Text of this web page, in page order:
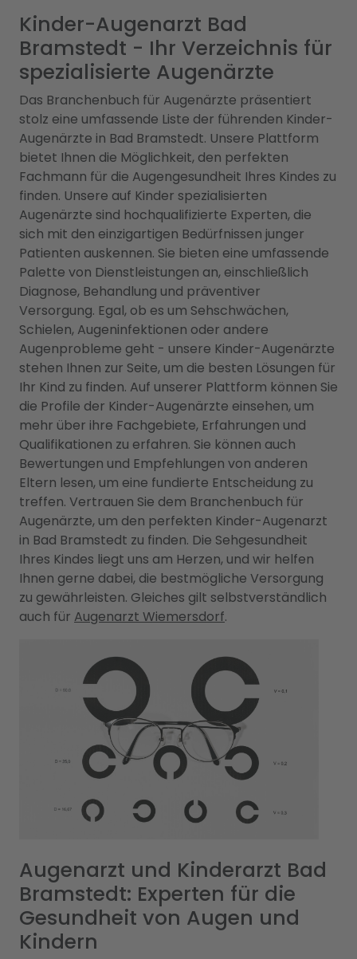
Kinder-Augenarzt Bad
Bramstedt - Ihr Verzeichnis für
spezialisierte Augenärzte
Das Branchenbuch für Augenärzte präsentiert
stolz eine umfassende Liste der führenden Kinder-
Augenärzte in Bad Bramstedt. Unsere Plattform
bietet Ihnen die Möglichkeit, den perfekten
Fachmann für die Augengesundheit Ihres Kindes zu
finden. Unsere auf Kinder spezialisierten
Augenärzte sind hochqualifizierte Experten, die
sich mit den einzigartigen Bedürfnissen junger
Patienten auskennen. Sie bieten eine umfassende
Palette von Dienstleistungen an, einschließlich
Diagnose, Behandlung und präventiver
Versorgung. Egal, ob es um Sehschwächen,
Schielen, Augeninfektionen oder andere
Augenprobleme geht - unsere Kinder-Augenärzte
stehen Ihnen zur Seite, um die besten Lösungen für
Ihr Kind zu finden. Auf unserer Plattform können Sie
die Profile der Kinder-Augenärzte einsehen, um
mehr über ihre Fachgebiete, Erfahrungen und
Qualifikationen zu erfahren. Sie können auch
Bewertungen und Empfehlungen von anderen
Eltern lesen, um eine fundierte Entscheidung zu
treffen. Vertrauen Sie dem Branchenbuch für
Augenärzte, um den perfekten Kinder-Augenarzt
in Bad Bramstedt zu finden. Die Sehgesundheit
Ihres Kindes liegt uns am Herzen, und wir helfen
Ihnen gerne dabei, die bestmögliche Versorgung
zu gewährleisten. Gleiches gilt selbstverständlich
auch für Augenarzt Wiemersdorf.
Augenarzt und Kinderarzt Bad
Bramstedt: Experten für die
Gesundheit von Augen und
Kindern